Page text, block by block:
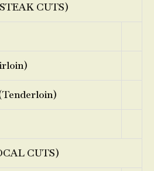
CUTS)
CUTS)